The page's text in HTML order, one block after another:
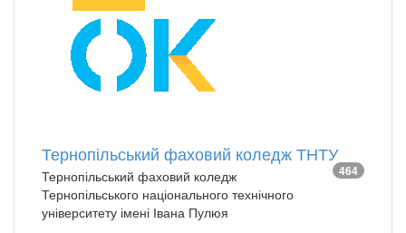
Тернопільський фаховий коледж ТНТУ
464
Тернопільський фаховий коледж
Тернопільського національного технічного
університету імені Івана Пулюя